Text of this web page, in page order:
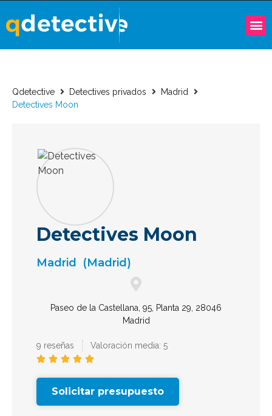
Qdetective Detectives privados
Madrid
Detectives Moon
Detectives Moon
Madrid (Madrid)
Paseo de la Castellana, 95, Planta 29, 28046
Madrid
9 reseñas Valoración media: 5
    
Solicitar presupuesto